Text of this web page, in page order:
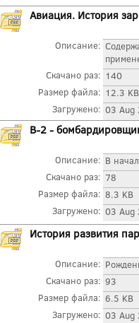
Авиация. История
Описание:
Скачано раз: 140
Размер файла: 12.3 KB
Загружено: 03 Aug
В-2 -
Описание: В
Скачано раз: 78
Размер файла: 8.3 KB
Загружено: 03 Aug
История развития
Описание:
Скачано раз: 93
Размер файла: 6.5 KB
Загружено: 03 Aug